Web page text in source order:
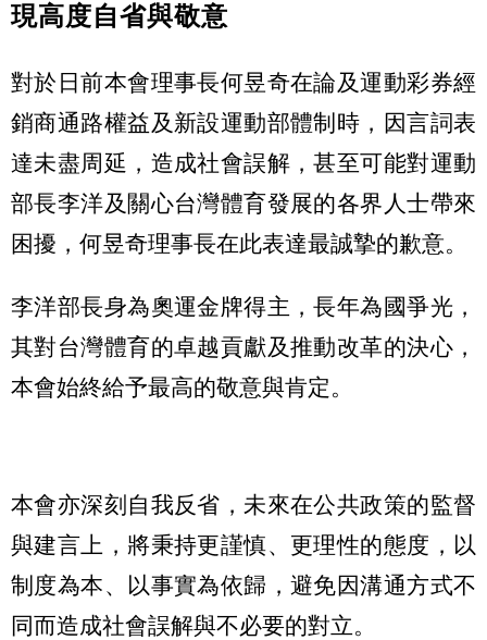
現高度自省與敬意
對於日前本會理事長何昱奇在論及運動彩券經
銷商通路權益及新設運動部體制時，因言詞表
達未盡周延，造成社會誤解，甚至可能對運動
部長李洋及關心台灣體育發展的各界人士帶來
困擾，何昱奇理事長在此表達最誠摯的歉意。
李洋部長身為奧運金牌得主，長年為國爭光，
其對台灣體育的卓越貢獻及推動改革的決心，
本會始終給予最高的敬意與肯定。
本會亦深刻自我反省，未來在公共政策的監督
與建言上，將秉持更謹慎、更理性的態度，以
制度為本、以事實為依歸，避免因溝通方式不
同而造成社會誤解與不必要的對立。